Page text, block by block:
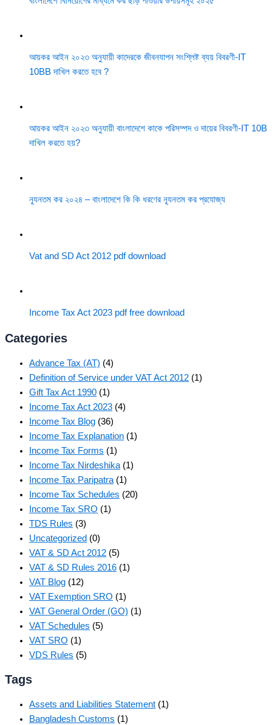
আয়কর আইন ২০২৩ অনুযায়ী কাদেরকে জীবনযাপন সংশ্লিষ্ট ব্যয় বিবরণী-IT
10BB দাখিল করতে হবে ?
আয়কর আইন ২০২৩ অনুযায়ী বাংলাদেশে কাকে পরিসম্পদ ও দায়ের বিবরণী-IT 10B
দাখিল করতে হয়?
ন্যূনতম কর ২০২৪ – বাংলাদেশে কি কি ধরণের ন্যূনতম কর প্রযোজ্য
Vat and SD Act 2012 pdf download
Income Tax Act 2023 pdf free download
Categories
Advance Tax (AT) (4)
Definition of Service under VAT Act 2012 (1)
Gift Tax Act 1990 (1)
Income Tax Act 2023 (4)
Income Tax Blog (36)
Income Tax Explanation (1)
Income Tax Forms (1)
Income Tax Nirdeshika (1)
Income Tax Paripatra (1)
Income Tax Schedules (20)
Income Tax SRO (1)
TDS Rules (3)
Uncategorized (0)
VAT & SD Act 2012 (5)
VAT & SD Rules 2016 (1)
VAT Blog (12)
VAT Exemption SRO (1)
VAT General Order (GO) (1)
VAT Schedules (5)
VAT SRO (1)
VDS Rules (5)
Tags
Assets and Liabilities Statement (1)
Bangladesh Customs (1)